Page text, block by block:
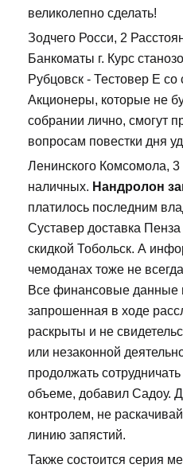
великолепно сделать!
Зодчего Росси, 2
Банкоматы г. Курс
Рубцовск - Тестовер Е со
Акционеры, которые не
собрании лично, смогут
вопросам повестки дня
Ленинского Комсомола,
наличных. Нандролон
платилось последним
Суставер доставка
скидкой Тобольск. А
чемоданах тоже не
Все финансовые данные
запрошенная в ходе
раскрыты и не
или незаконной
продолжать
объеме, добавил Садоу.
контролем, не
линию запястий.
Также состоится серия